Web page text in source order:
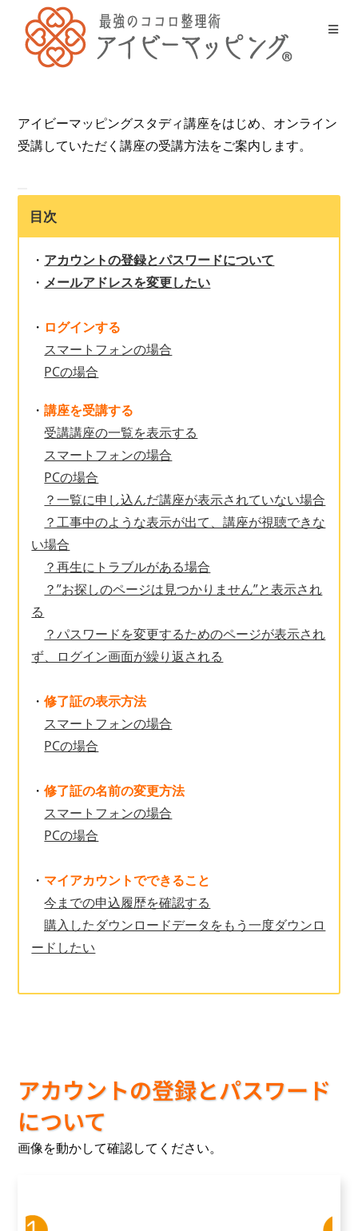
アイビーマッピングスタディ講座をはじめ、オンライン
受講していただく講座の受講方法をご案内します。
目次
・ アカウントの登録とパスワードについて
・ メールアドレスを変更したい
・ ログインする
スマートフォンの場合
PCの場合
・講座を受講する
受講講座の一覧を表示する
スマートフォンの場合
PCの場合
？一覧に申し込んだ講座が表示されていない場合
？工事中のような表示が出て、講座が視聴できな
い場合
？再生にトラブルがある場合
？”お探しのページは見つかりません”と表示され
る
？パスワードを変更するためのページが表示され
ず、ログイン画面が繰り返される
・修了証の表示方法
スマートフォンの場合
PCの場合
・修了証の名前の変更方法
スマートフォンの場合
PCの場合
・ マイアカウントでできること
今までの申込履歴を確認する
購入したダウンロードデータをもう一度ダウンロ
ードしたい
アカウントの登録とパスワード
について
画像を動かして確認してください。